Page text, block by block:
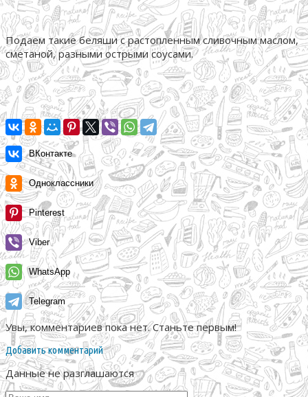
Подаем такие беляши с растопленным сливочным маслом,
сметаной, разными острыми соусами.
ВКонтакте
Одноклассники
Pinterest
Viber
WhatsApp
Telegram
Увы, комментариев пока нет. Станьте первым!
Добавить комментарий
Данные не разглашаются